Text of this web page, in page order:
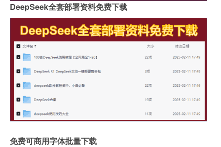
DeepSeek全套部署资料免费下载
免费可商用字体批量下载